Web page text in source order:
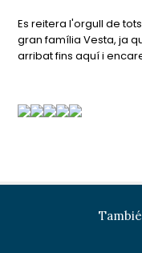
Es reitera l'orgull de
gran família Vesta, ja
arribat fins aquí i